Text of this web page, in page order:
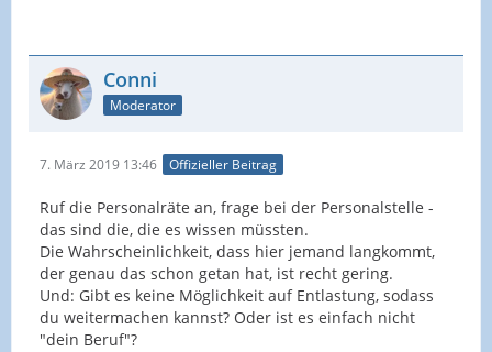
Conni
Moderator
7. März 2019 13:46 Offizieller Beitrag
Ruf die Personalräte an, frage bei der Personalstelle -
das sind die, die es wissen müssten.
Die Wahrscheinlichkeit, dass hier jemand langkommt,
der genau das schon getan hat, ist recht gering.
Und: Gibt es keine Möglichkeit auf Entlastung, sodass
du weitermachen kannst? Oder ist es einfach nicht
"dein Beruf"?